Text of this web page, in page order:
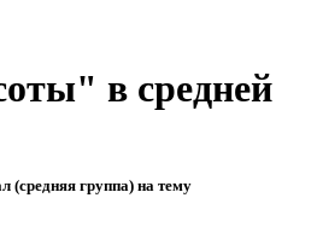
в средней
(средняя группа) на тему